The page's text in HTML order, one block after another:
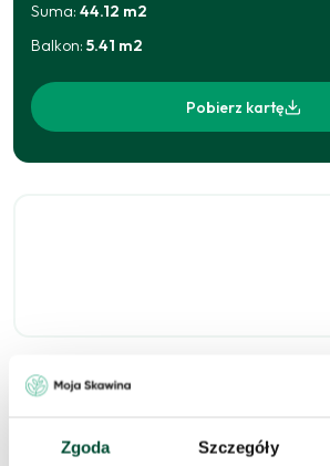
Zgoda Szczegóły
Suma:44.12 m2
Balkon:5.41 m2
Pobierz kartę